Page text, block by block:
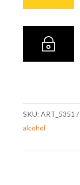
~
SKU: ART_5351
alcohol